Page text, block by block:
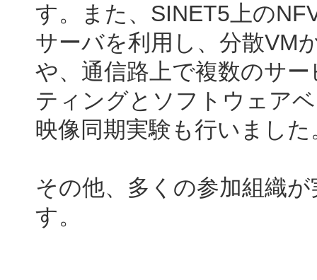
す。また、SINET5上の
サーバを利用し、分散VM
や、通信路上で複数のサ
ティングとソフトウェア
映像同期実験も行いました
その他、多くの参加組織
す。